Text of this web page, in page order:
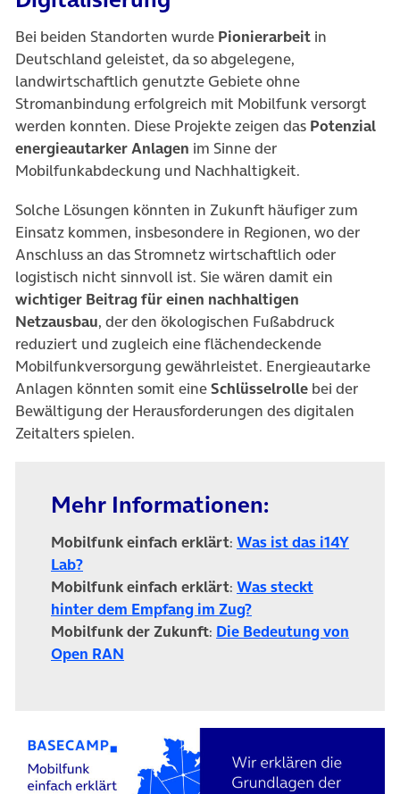
Bei beiden Standorten wurde Pionierarbeit in
Deutschland geleistet, da so abgelegene,
landwirtschaftlich genutzte Gebiete ohne
Stromanbindung erfolgreich mit Mobilfunk versorgt
werden konnten. Diese Projekte zeigen das Potenzial
energieautarker Anlagen im Sinne der
Mobilfunkabdeckung und Nachhaltigkeit.
Solche Lösungen könnten in Zukunft häufiger zum
Einsatz kommen, insbesondere in Regionen, wo der
Anschluss an das Stromnetz wirtschaftlich oder
logistisch nicht sinnvoll ist. Sie wären damit ein
wichtiger Beitrag für einen nachhaltigen
Netzausbau, der den ökologischen Fußabdruck
reduziert und zugleich eine flächendeckende
Mobilfunkversorgung gewährleistet. Energieautarke
Anlagen könnten somit eineSchlüsselrolle bei der
Bewältigung der Herausforderungen des digitalen
Zeitalters spielen.
Mehr Informationen:
Mobilfunk einfach erklärt: Was ist das i14Y
Lab?
Mobilfunk einfach erklärt: Was steckt
hinter dem Empfang im Zug?
Mobilfunk der Zukunft: Die Bedeutung von
Open RAN